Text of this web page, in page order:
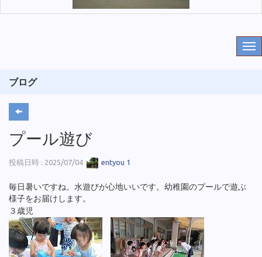
ブログ
プール遊び
投稿日時 : 2025/07/04 entyou 1
毎日暑いですね。水遊びが心地いいです。幼稚園のプールで遊ぶ
様子をお届けします。
３歳児